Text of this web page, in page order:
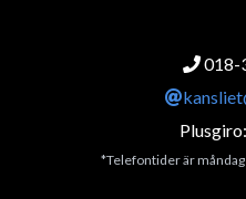
018-
*Telefontider är